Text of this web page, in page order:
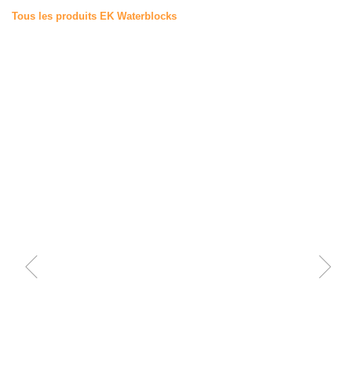
Tous les produits EK Waterblocks